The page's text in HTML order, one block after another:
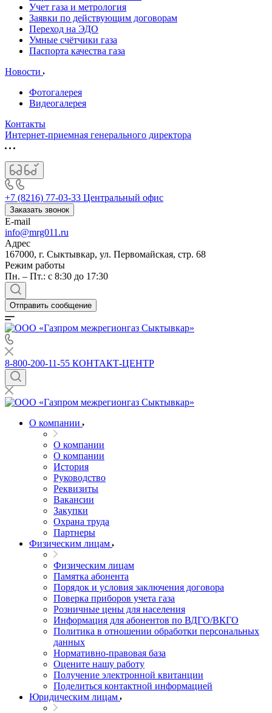
Учет газа и метрология
Заявки по действующим договорам
Переход на ЭДО
Умные счётчики газа
Паспорта качества газа
Новости
Фотогалерея
Видеогалерея
Контакты
Интернет-приемная генерального директора
+7 (8216) 77-03-33 Центральный офис
Заказать звонок
E-mail
info@mrg011.ru
Адрес
167000, г. Сыктывкар, ул. Первомайская, стр. 68
Режим работы
Пн. – Пт.: с 8:30 до 17:30
Отправить сообщение
8-800-200-11-55 КОНТАКТ-ЦЕНТР
О компании
О компании
О компании
История
Руководство
Реквизиты
Вакансии
Закупки
Охрана труда
Партнеры
Физическим лицам
Физическим лицам
Памятка абонента
Порядок и условия заключения договора
Поверка приборов учета газа
Розничные цены для населения
Информация для абонентов по ВДГО/ВКГО
Политика в отношении обработки персональных
данных
Нормативно-правовая база
Оцените нашу работу
Получение электронной квитанции
Поделиться контактной информацией
Юридическим лицам